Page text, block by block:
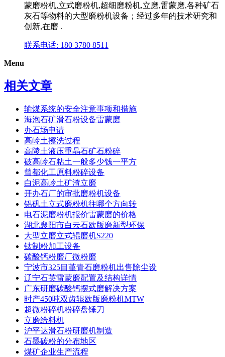
蒙磨粉机,立式磨粉机,超细磨粉机,立磨,雷蒙磨,各种矿石
灰石等物料的大型磨粉机设备；经过多年的技术研究和
创新,在磨 .
联系电话: 180 3780 8511
Menu
相关文章
输煤系统的安全注意事项和措施
海泡石矿滑石粉设备雷蒙磨
办石场申请
高岭土擦洗过程
高陵土液压重晶石矿石粉碎
破高岭石粘土一般多少钱一平方
曾都化工原料粉碎设备
白泥高岭土矿渣立磨
开办石厂的审批磨粉机设备
铝矾土立式磨粉机往哪个方向转
电石泥磨粉机报价雷蒙磨的价格
湖北襄阳市白云石欧版磨新型环保
大型立磨立式辊磨机S220
钛制粉加工设备
碳酸钙粉磨厂微粉磨
宁波市325目堇青石磨粉机出售除尘设
辽宁石英雷蒙磨配置及结构详情
广东研磨碳酸钙摆式磨解决方案
时产450吨双齿辊欧版磨粉机MTW
超微粉碎机粉碎盘锤刀
立磨给料机
沪平达滑石粉研磨机制造
石墨碳粉的分布地区
煤矿企业生产流程